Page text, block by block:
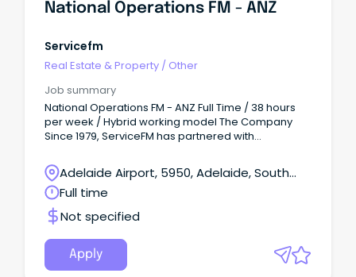
ジオセラピー（理学療法士：奥谷匡弘） 2026.07.13 教育
限定オンラインフェア開催 Jams.TV PR 2026.07.04 【オ
ーストラリアの歯医者Q&A】日本人からよくある質問10
選 Jams.TV PR 2026.07.03 ショッピング 【2026年版】
Duty Free 2026.07.02 もっと見る オーストラリアの最新
イベント グルメ 31種の甘い誘惑、ホットチョコレートの
祭典へようこそ！ 2026.08.05 映画 250本以上の映画を
楽しむ、メルボルン最大級の映画祭 2026.08.03 グルメ
催 2026.07.31 アート 空間まるごと宝探し！アンティーク
の世界に飛び込むフェア 2026.07.29 エンターテイメント
ハーバービューで映画体験！極上のプライベートシネマ
2026.07.27 もっと見る JAMS.TVをフォローする ブログ
ニュースイベントグルメ教育／留学旅行／観光医療／保
険 クラシファイド 住まい求人売りますコミュニティサー
ビス帰国後 サービス ログイン新規会員登録防災・防犯情
報チェック履歴よくある質問 会社案内 会社概要サービス
National Operations FM - ANZ
Servicefm
Real Estate & Property / Other
Job summary
National Operations FM - ANZ Full Time / 38 hours
per week / Hybrid working model The Company
Since 1979, ServiceFM has partnered with
workplaces that are safe, efficient, and built for the
people in them.
Adelaide Airport, 5950, Adelaide, South
Australia
Full time
Not specified
Apply